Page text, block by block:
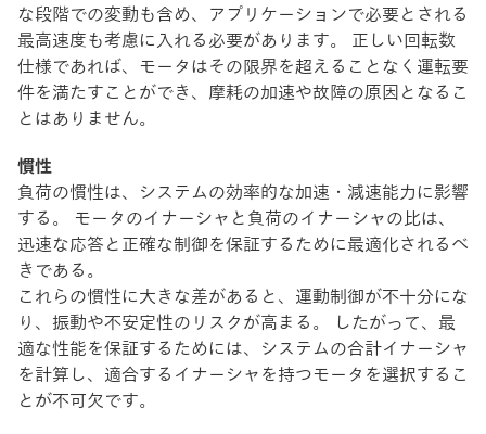
な段階での変動も含め、アプリケーションで必要とされる
最高速度も考慮に入れる必要があります。 正しい回転数
仕様であれば、モータはその限界を超えることなく運転要
件を満たすことができ、摩耗の加速や故障の原因となるこ
とはありません。
慣性
負荷の慣性は、システムの効率的な加速・減速能力に影響
する。 モータのイナーシャと負荷のイナーシャの比は、
迅速な応答と正確な制御を保証するために最適化されるべ
きである。
これらの慣性に大きな差があると、運動制御が不十分にな
り、振動や不安定性のリスクが高まる。 したがって、最
適な性能を保証するためには、システムの合計イナーシャ
を計算し、適合するイナーシャを持つモータを選択するこ
とが不可欠です。